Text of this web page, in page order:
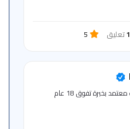
تعليق 5
بخبرة تفوق 18 عام